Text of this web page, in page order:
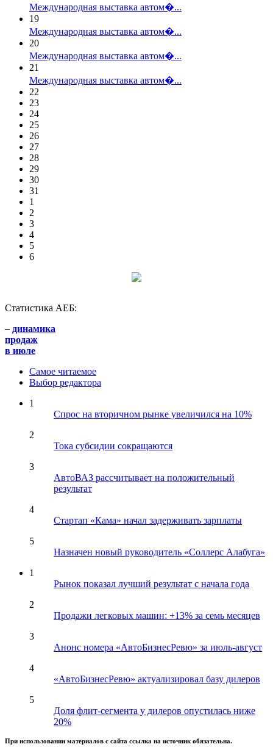
Международная выставка автом�...
19
Международная выставка автом�...
20
Международная выставка автом�...
21
Международная выставка автом�...
22
23
24
25
26
27
28
29
30
31
1
2
3
4
5
6
Статистика АЕБ:
– динамика
продаж
в июле
Самое читаемое
Выбор редактора
1
Спрос на вторичном рынке увеличился на 10%
2
Тока субсидии сокращаются
3
АвтоВАЗ рассчитывает на положительный
результат
4
Стартап «Кама» начал задерживать зарплаты
5
Назначен новый руководитель «Соллерс Алабуга»
1
Рынок показал лучший результат с начала года
2
Продажи легковых машин: +13% за семь месяцев
3
Анонс номера «АвтоБизнесРевю» за июль-август
4
«АвтоБизнесРевю» актуализировал базу дилеров
5
Доля флит-сегмента у дилеров опустилась ниже
20%
При использовании материалов с сайта ссылка на источник обязательна.